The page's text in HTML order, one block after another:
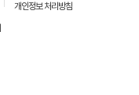
개인정보 처리방침